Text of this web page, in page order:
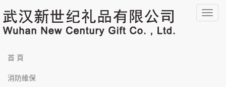
羞羞漫画在线-一区二区在线看-国产主播av-久久视频在线免费观看-日韩
福利影院-国产福利视频在线-国产又粗又黄又爽-亚洲黄色片网站-亚洲柠
檬福利资源导航-av中文字幕一区-亚洲free性xxxx护士hd-69av一区二区
三区-中文字幕欧美一区-91性色-欧美呦呦呦
導
首 頁
消防維保
建筑中消防設(shè)備檢測維保如何進行
消防檢測的目的就是將一些不合格的設(shè)備更換或者維修，消防